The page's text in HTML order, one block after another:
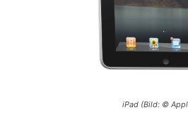
iPad (Bild: ©